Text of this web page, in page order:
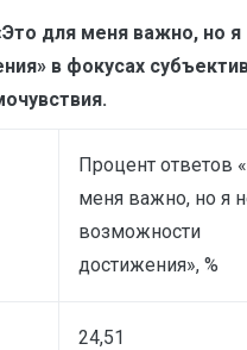
для меня важно, но я
в фокусах
Процент ответов
меня важно, но я
возможности
достижения», %
24,51